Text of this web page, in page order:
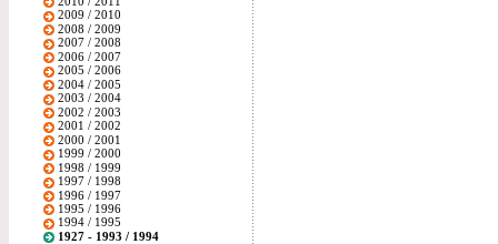
2009 / 2010
2008 / 2009
2007 / 2008
2006 / 2007
2005 / 2006
2004 / 2005
2003 / 2004
2002 / 2003
2001 / 2002
2000 / 2001
1999 / 2000
1998 / 1999
1997 / 1998
1996 / 1997
1995 / 1996
1994 / 1995
1927 - 1993 / 1994